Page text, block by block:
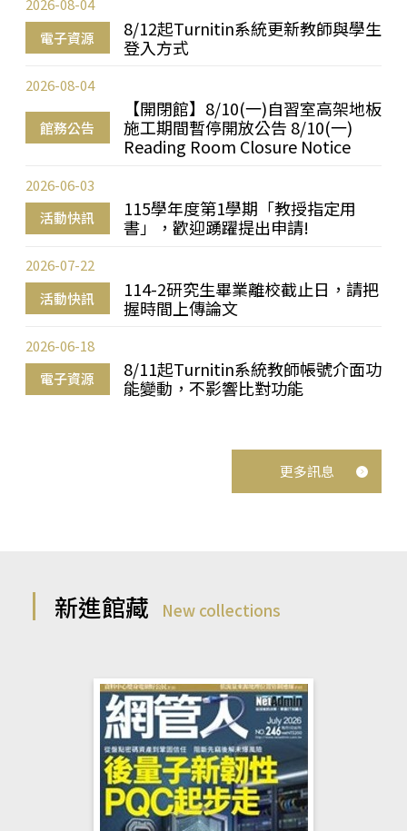
電子資源
8/12起Turnitin系統更新教師與學生
登入方式
2026-08-04
館務公告
【開閉館】8/10(一)自習室高架地板
施工期間暫停開放公告 8/10(一)
Reading Room Closure Notice
2026-08-04
活動快訊
115學年度第1學期「教授指定用
書」，歡迎踴躍提出申請!
2026-06-03
活動快訊
114-2研究生畢業離校截止日，請把
握時間上傳論文
2026-07-22
電子資源
8/11起Turnitin系統教師帳號介面功
能變動，不影響比對功能
2026-06-18
更多訊息
新進館藏 New collections